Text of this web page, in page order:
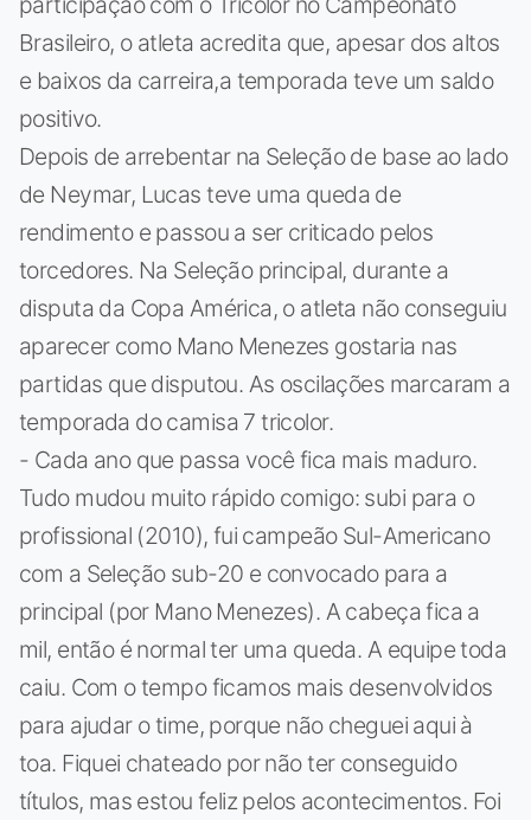
Brasileiro, o atleta acredita que, apesar dos altos
e baixos da carreira,a temporada teve um saldo
positivo.
Depois de arrebentar na Seleção de base ao lado
de Neymar, Lucas teve uma queda de
rendimento e passou a ser criticado pelos
torcedores. Na Seleção principal, durante a
disputa da Copa América, o atleta não conseguiu
aparecer como Mano Menezes gostaria nas
partidas que disputou. As oscilações marcaram a
temporada do camisa 7 tricolor.
- Cada ano que passa você fica mais maduro.
Tudo mudou muito rápido comigo: subi para o
profissional (2010), fui campeão Sul-Americano
com a Seleção sub-20 e convocado para a
principal (por Mano Menezes). A cabeça fica a
mil, então é normal ter uma queda. A equipe toda
caiu. Com o tempo ficamos mais desenvolvidos
para ajudar o time, porque não cheguei aqui à
toa. Fiquei chateado por não ter conseguido
títulos, mas estou feliz pelos acontecimentos. Foi